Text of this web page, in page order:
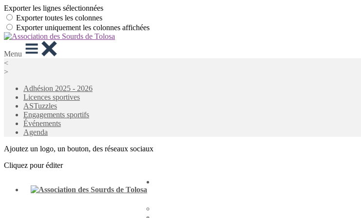
Exporter les lignes sélectionnées
Exporter toutes les colonnes
Exporter uniquement les colonnes affichées
Menu
<
>
Adhésion 2025 - 2026
Licences sportives
ASTuzzles
Engagements sportifs
Événements
Agenda
Ajoutez un logo, un bouton, des réseaux sociaux
Cliquez pour éditer